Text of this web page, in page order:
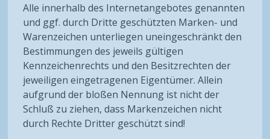
Alle innerhalb des Internetangebotes genannten
und ggf. durch Dritte geschützten Marken- und
Warenzeichen unterliegen uneingeschränkt den
Bestimmungen des jeweils gültigen
Kennzeichenrechts und den Besitzrechten der
jeweiligen eingetragenen Eigentümer. Allein
aufgrund der bloßen Nennung ist nicht der
Schluß zu ziehen, dass Markenzeichen nicht
durch Rechte Dritter geschützt sind!